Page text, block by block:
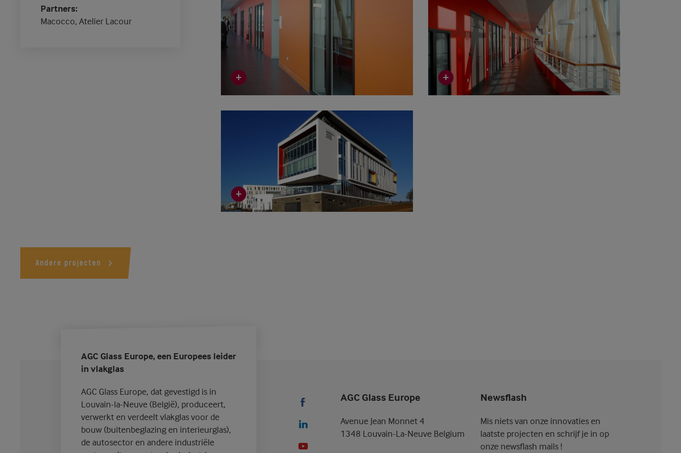
Partners
Macocco, Atelier Lacour
Andere projecten
AGC Glass Europe, een Europees leider
in vlakglas
AGC Glass Europe, dat gevestigd is in
Louvain-la-Neuve (België), produceert,
verwerkt en verdeelt vlakglas voor de
bouw (buitenbeglazing en interieurglas),
de autosector en andere industriële
AGC Glass Europe
Avenue Jean Monnet 4
1348 Louvain-La-Neuve Belgium
Newsflash
Mis niets van onze innovaties en
laatste projecten en schrijf je in op
onze newsflash mails !